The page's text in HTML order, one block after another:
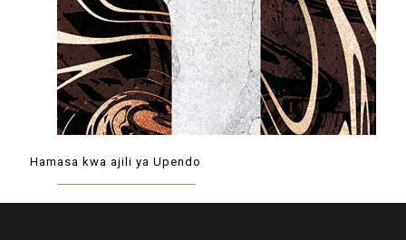
Hamasa kwa ajili ya Upendo